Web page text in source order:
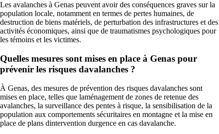
Les avalanches à Genas peuvent avoir des conséquences graves sur la
population locale, notamment en termes de pertes humaines, de
destruction de biens matériels, de perturbation des infrastructures et des
activités économiques, ainsi que de traumatismes psychologiques pour
les témoins et les victimes.
Quelles mesures sont mises en place à Genas pour
prévenir les risques davalanches ?
À Genas, des mesures de prévention des risques davalanches sont
mises en place, telles que laménagement de zones de retenue des
avalanches, la surveillance des pentes à risque, la sensibilisation de la
population aux comportements sécuritaires en montagne et la mise en
place de plans dintervention durgence en cas davalanche.